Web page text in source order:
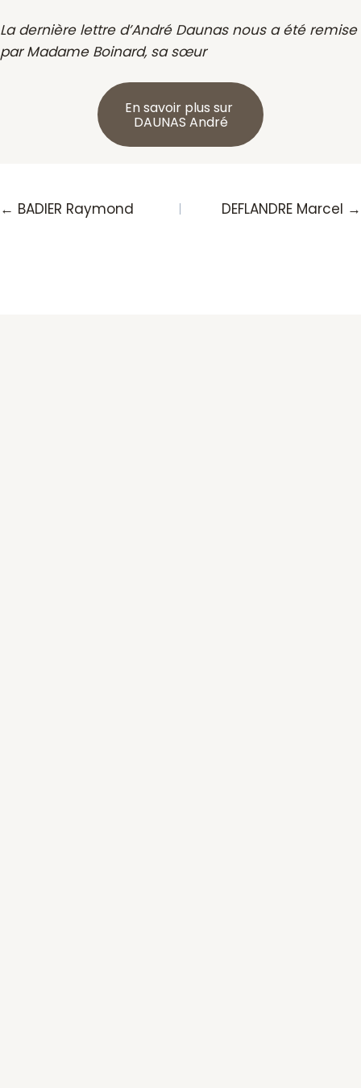
La dernière lettre d’André Daunas nous a été remise
par Madame Boinard, sa sœur
En savoir plus sur
DAUNAS André
Posts
← BADIER Raymond DEFLANDRE Marcel →